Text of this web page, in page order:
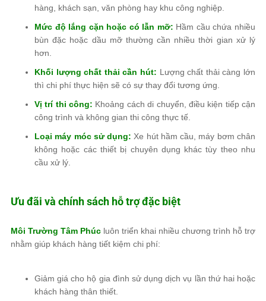
hàng, khách sạn, văn phòng hay khu công nghiệp.
Mức độ lắng cặn hoặc có lẫn mỡ: Hầm cầu chứa nhiều
bùn đặc hoặc dầu mỡ thường cần nhiều thời gian xử lý
hơn.
Khối lượng chất thải cần hút: Lượng chất thải càng lớn
thì chi phí thực hiện sẽ có sự thay đổi tương ứng.
Vị trí thi công: Khoảng cách di chuyển, điều kiện tiếp cận
công trình và không gian thi công thực tế.
Loại máy móc sử dụng: Xe hút hầm cầu, máy bơm chân
không hoặc các thiết bị chuyên dụng khác tùy theo nhu
cầu xử lý.
Ưu đãi và chính sách hỗ trợ đặc biệt
Môi Trường Tâm Phúc luôn triển khai nhiều chương trình hỗ trợ
nhằm giúp khách hàng tiết kiệm chi phí:
Giảm giá cho hộ gia đình sử dụng dịch vụ lần thứ hai hoặc
khách hàng thân thiết.